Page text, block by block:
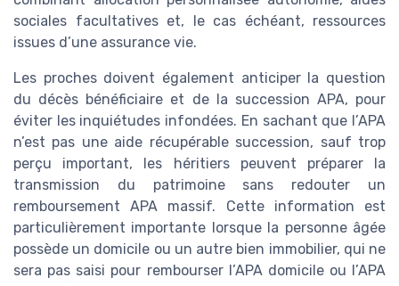
sociales facultatives et, le cas échéant, ressources
issues d’une assurance vie.
Les proches doivent également anticiper la question
du décès bénéficiaire et de la succession APA, pour
éviter les inquiétudes infondées. En sachant que l’APA
n’est pas une aide récupérable succession, sauf trop
perçu important, les héritiers peuvent préparer la
transmission du patrimoine sans redouter un
remboursement APA massif. Cette information est
particulièrement importante lorsque la personne âgée
possède un domicile ou un autre bien immobilier, qui ne
sera pas saisi pour rembourser l’APA domicile ou l’APA